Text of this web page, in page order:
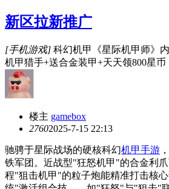
新区拉新推广
[手机游戏] 科幻机甲《星际机甲师》
机甲猎手+送合金装甲+天天领800星币
楼主 gamebox
27602025-7-15 22:13
驰骋于星际战场的硬核科幻机甲手游
铁军团。近战型"狂怒机甲"的合金利
程"狙击机甲"的粒子炮能精准打击核